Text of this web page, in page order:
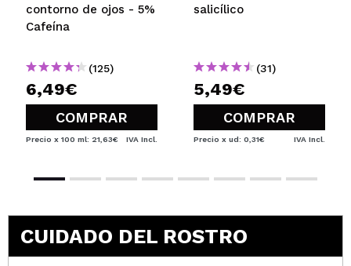
contorno de ojos - 5%
Cafeína
(125)
6,49€
COMPRAR
Precio x 100 ml: 21,63€ IVA Incl.
salicílico
(31)
5,49€
COMPRAR
Precio x ud: 0,31€ IVA Incl.
CUIDADO DEL ROSTRO